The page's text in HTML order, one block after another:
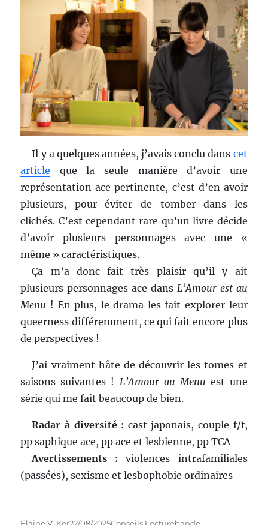
Il y a quelques années, j’avais conclu dans cet
article que la seule manière d’avoir une
représentation ace pertinente, c’est d’en avoir
plusieurs, pour éviter de tomber dans les
clichés. C’est cependant rare qu’un livre décide
d’avoir plusieurs personnages avec une «
même » caractéristiques.
Ça m’a donc fait très plaisir qu’il y ait
plusieurs personnages ace dans L’Amour est au
Menu ! En plus, le drama les fait explorer leur
queerness différemment, ce qui fait encore plus
de perspectives !
J’ai vraiment hâte de découvrir les tomes et
saisons suivantes ! L’Amour au Menu est une
série qui me fait beaucoup de bien.
Radar à diversité : cast japonais, couple f/f,
pp saphique ace, pp ace et lesbienne, pp TCA
Avertissements : violences intrafamiliales
(passées), sexisme et lesbophobie ordinaires
Auteur
Elaine V. KerPublié
22/08/2025Catégories
Conseils LectureÉtiquettes
bande-